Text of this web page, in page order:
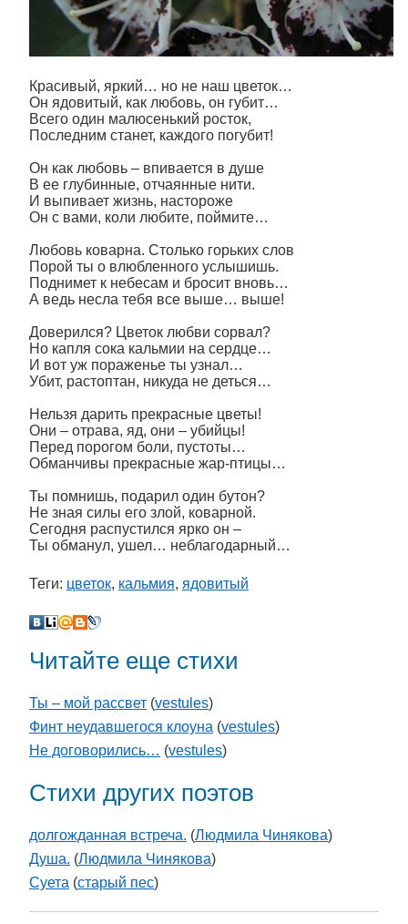
Красивый, яркий… но не наш цветок…
Он ядовитый, как любовь, он губит…
Всего один малюсенький росток,
Последним станет, каждого погубит!
Он как любовь – впивается в душе
В ее глубинные, отчаянные нити.
И выпивает жизнь, настороже
Он с вами, коли любите, поймите…
Любовь коварна. Столько горьких слов
Порой ты о влюбленного услышишь.
Поднимет к небесам и бросит вновь…
А ведь несла тебя все выше… выше!
Доверился? Цветок любви сорвал?
Но капля сока кальмии на сердце…
И вот уж пораженье ты узнал…
Убит, растоптан, никуда не деться…
Нельзя дарить прекрасные цветы!
Они – отрава, яд, они – убийцы!
Перед порогом боли, пустоты…
Обманчивы прекрасные жар-птицы…
Ты помнишь, подарил один бутон?
Не зная силы его злой, коварной.
Сегодня распустился ярко он –
Ты обманул, ушел… неблагодарный…
Теги: цветок, кальмия, ядовитый
Читайте еще стихи
Ты – мой рассвет (vestules)
Финт неудавшегося клоуна (vestules)
Не договорились… (vestules)
Стихи других поэтов
долгожданная встреча. (Людмила Чинякова)
Душа. (Людмила Чинякова)
Суета (старый пес)